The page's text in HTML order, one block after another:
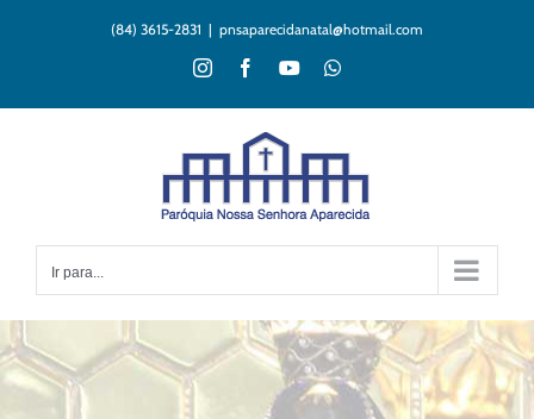
(84) 3615-2831 | pnsaparecidanatal@hotmail.com
InstagramFacebookYouTubeWhatsApp
Ir para...